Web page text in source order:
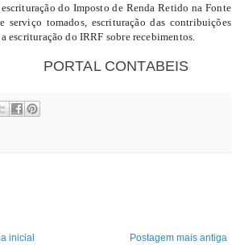
do Imposto de Renda Retido na Fonte
serviço tomados, escrituração das contribuições
escrituração do IRRF sobre recebimentos.
Postagem mais antiga
inicial